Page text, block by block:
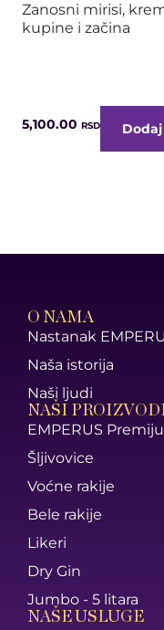
Zanosni mirisi,
kupine i začina
5,100.00 RSD
O NAMA
Nastanak
Naša istorija
Naši ljudi
NAŠI
EMPERUS
Šljivovice
Voćne rakije
Bele rakije
Likeri
Dry Gin
Jumbo - 5 litara
NAŠE USLUGE